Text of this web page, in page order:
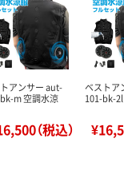
アンサー aut-
m 空調水涼
（税込）
ベストア
101-bk-